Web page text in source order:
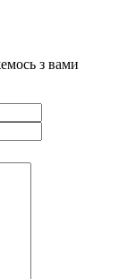
з вами